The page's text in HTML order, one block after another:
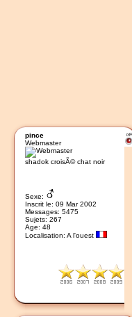
pince
Webmaster
shadok croisÃ© chat noir
Sexe:
Inscrit le: 09 Mar 2002
Messages: 5475
Sujets: 267
Age: 48
Localisation: A l'ouest